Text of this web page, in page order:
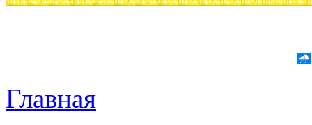
Главная